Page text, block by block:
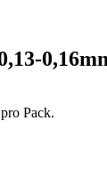
Pack.